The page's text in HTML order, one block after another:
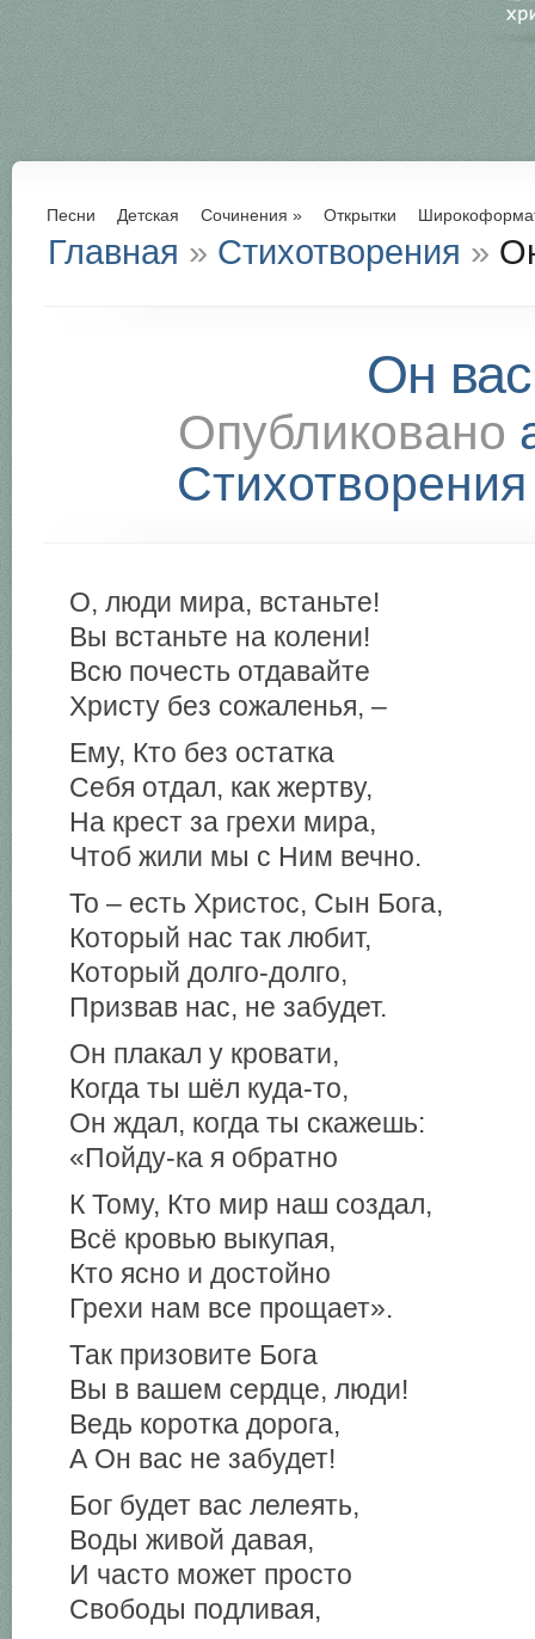
Песни Детская Сочинения » Открытки
Главная » Стихотворения »
Он
Опубликовано
Стихотворения
О, люди мира, встаньте!
Вы встаньте на колени!
Всю почесть отдавайте
Христу без сожаленья, –
Ему, Кто без остатка
Себя отдал, как жертву,
На крест за грехи мира,
Чтоб жили мы с Ним вечно.
То – есть Христос, Сын Бога,
Который нас так любит,
Который долго-долго,
Призвав нас, не забудет.
Он плакал у кровати,
Когда ты шёл куда-то,
Он ждал, когда ты скажешь:
«Пойду-ка я обратно
К Тому, Кто мир наш создал,
Всё кровью выкупая,
Кто ясно и достойно
Грехи нам все прощает».
Так призовите Бога
Вы в вашем сердце, люди!
Ведь коротка дорога,
А Он вас не забудет!
Бог будет вас лелеять,
Воды живой давая,
И часто может просто
Свободы подливая,